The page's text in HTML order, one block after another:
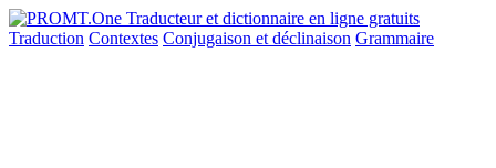
Traduction Contextes Conjugaison et déclinaison Grammaire